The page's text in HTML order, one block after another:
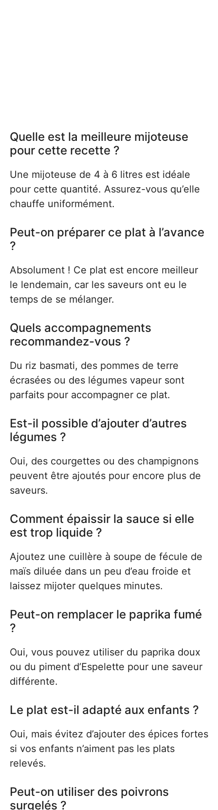
Quelle est la meilleure mijoteuse
pour cette recette ?
Une mijoteuse de 4 à 6 litres est idéale
pour cette quantité. Assurez-vous qu’elle
chauffe uniformément.
Peut-on préparer ce plat à l’avance
?
Absolument ! Ce plat est encore meilleur
le lendemain, car les saveurs ont eu le
temps de se mélanger.
Quels accompagnements
recommandez-vous ?
Du riz basmati, des pommes de terre
écrasées ou des légumes vapeur sont
parfaits pour accompagner ce plat.
Est-il possible d’ajouter d’autres
légumes ?
Oui, des courgettes ou des champignons
peuvent être ajoutés pour encore plus de
saveurs.
Comment épaissir la sauce si elle
est trop liquide ?
Ajoutez une cuillère à soupe de fécule de
maïs diluée dans un peu d’eau froide et
laissez mijoter quelques minutes.
Peut-on remplacer le paprika fumé
?
Oui, vous pouvez utiliser du paprika doux
ou du piment d’Espelette pour une saveur
différente.
Le plat est-il adapté aux enfants ?
Oui, mais évitez d’ajouter des épices fortes
si vos enfants n’aiment pas les plats
relevés.
Peut-on utiliser des poivrons
surgelés ?